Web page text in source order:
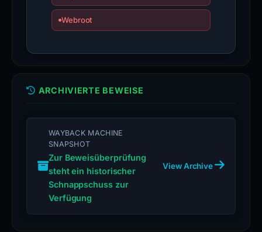
Webroot
ARCHIVIERTE BEWEISE
WAYBACK MACHINE
SNAPSHOT
Zur Beweisüberprüfung
steht ein historischer
Schnappschuss zur
Verfügung
View Archive